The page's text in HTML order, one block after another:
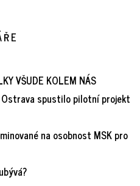
VŠUDE KOLEM NÁS
spustilo pilotní projekt
na osobnost MSK pro